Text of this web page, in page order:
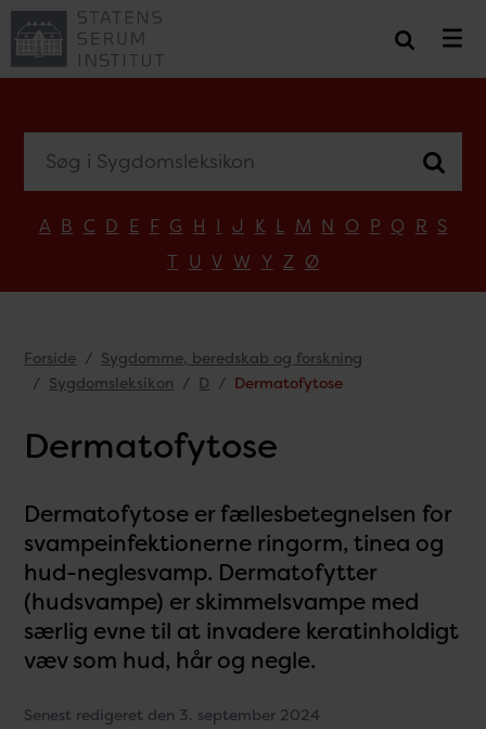
A B C D E F G H I J K L M N O P Q R S
T U V W Y Z Ø
Forside
Sygdomme, beredskab og forskning
Sygdomsleksikon
D Dermatofytose
Dermatofytose
Dermatofytose er fællesbetegnelsen for
svampeinfektionerne ringorm, tinea og
hud-neglesvamp. Dermatofytter
(hudsvampe) er skimmelsvampe med
særlig evne til at invadere keratinholdigt
væv som hud, hår og negle.
Senest redigeret den 3. september 2024